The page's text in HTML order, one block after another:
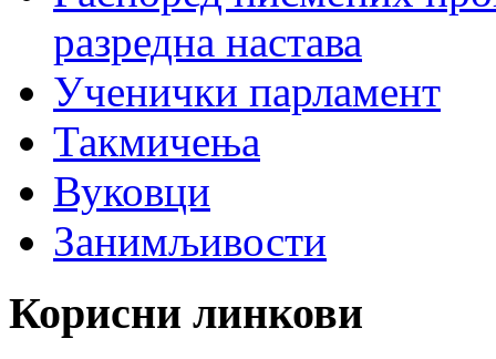
разредна настава
Ученички парламент
Такмичења
Вуковци
Занимљивости
Корисни линкови